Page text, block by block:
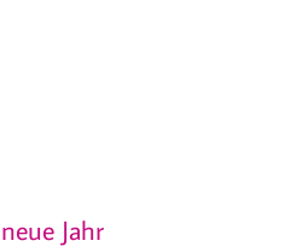
Jahr